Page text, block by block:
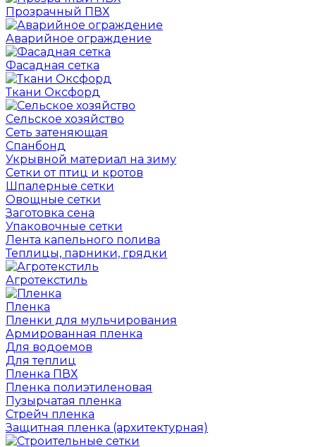
Прозрачный ПВХ
Аварийное ограждение
Фасадная сетка
Ткани Оксфорд
Сельское хозяйство
Сеть затеняющая
Спанбонд
Укрывной материал на зиму
Сетки от птиц и кротов
Шпалерные сетки
Овощные сетки
Заготовка сена
Упаковочные сетки
Лента капельного полива
Теплицы, парники, грядки
Агротекстиль
Пленка
Пленки для мульчирования
Армированная пленка
Для водоемов
Для теплиц
Пленка ПВХ
Пленка полиэтиленовая
Пузырчатая пленка
Cтрейч пленка
Защитная пленка (архитектурная)